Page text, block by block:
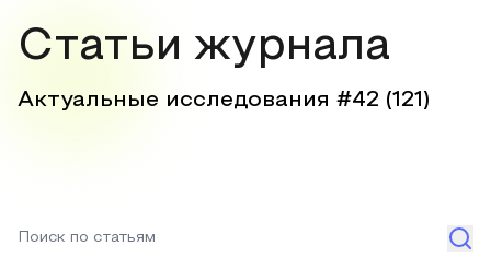
Статьи журнала
Актуальные исследования #42 (121 )